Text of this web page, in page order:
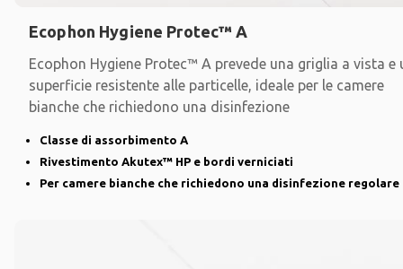
Ecophon Hygiene Protec™ A
Ecophon Hygiene Protec™ A prevede una griglia a vista e
superficie resistente alle particelle, ideale per le camere
bianche che richiedono una disinfezione
Classe di assorbimento A
Rivestimento Akutex™ HP e bordi verniciati
Per camere bianche che richiedono una disinfezione regolare